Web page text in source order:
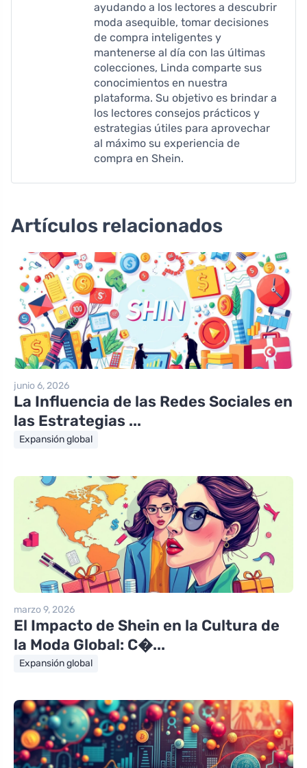
ayudando a los lectores a descubrir
moda asequible, tomar decisiones
de compra inteligentes y
mantenerse al día con las últimas
colecciones, Linda comparte sus
conocimientos en nuestra
plataforma. Su objetivo es brindar a
los lectores consejos prácticos y
estrategias útiles para aprovechar
al máximo su experiencia de
compra en Shein.
Artículos relacionados
junio 6, 2026
La Influencia de las Redes Sociales en
las Estrategias ...
Expansión global
marzo 9, 2026
El Impacto de Shein en la Cultura de
la Moda Global: C�...
Expansión global